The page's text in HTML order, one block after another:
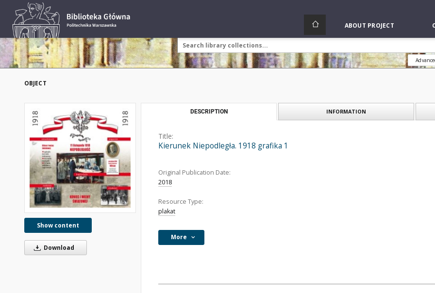
ABOUT PROJECT
OBJECT
Show content
Download
DESCRIPTION INFORMATION
Title:
Kierunek Niepodległa. 1918 grafika 1
Original Publication Date:
2018
Resource Type:
plakat
More